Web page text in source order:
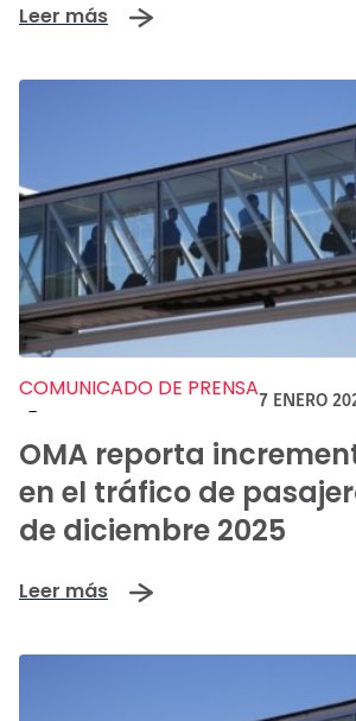
regional con el
nuevas rutas
Leer más
COMUNICADO DE PRENSA
-
7 ENERO
OMA reporta
en el tráfico de
de diciembre 2025
Leer más